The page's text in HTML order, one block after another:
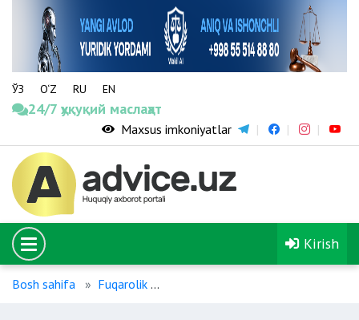
ЎЗ O‘Z RU EN
24/7 ҳуқуқий маслаҳат
Maxsus imkoniyatlar
Kirish
Bosh sahifa Fuqarolik